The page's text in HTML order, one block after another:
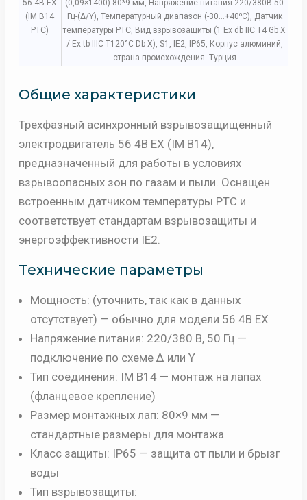
56 4B EX
(IM B14
PTC)
(0,09×1400) 80*9 мм, Напряжение питания 220/380В 50
Гц-(Δ/Y), Температурный диапазон (-30…+40⁰C), Датчик
температуры PTC, Вид взрывозащиты (1 Ex db IIC T4 Gb Х
/ Ех tb IIIC T120°C Db Х), S1, IE2, IP65, Корпус алюминий,
страна происхождения -Турция
Общие характеристики
Трехфазный асинхронный взрывозащищенный
электродвигатель 56 4B EX (IM B14),
предназначенный для работы в условиях
взрывоопасных зон по газам и пыли. Оснащен
встроенным датчиком температуры PTC и
соответствует стандартам взрывозащиты и
энергоэффективности IE2.
Технические параметры
Мощность: (уточнить, так как в данных
отсутствует) — обычно для модели 56 4B EX
Напряжение питания: 220/380 В, 50 Гц —
подключение по схеме Δ или Y
Тип соединения: IM B14 — монтаж на лапах
(фланцевое крепление)
Размер монтажных лап: 80×9 мм —
стандартные размеры для монтажа
Класс защиты: IP65 — защита от пыли и брызг
воды
Тип взрывозащиты: